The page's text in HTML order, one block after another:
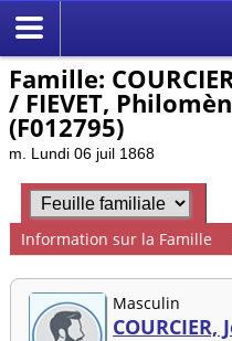
Famille:
/ FIEVET,
(F012795)
m. Lundi 06 juil 1868
Information sur la Famille
Masculin